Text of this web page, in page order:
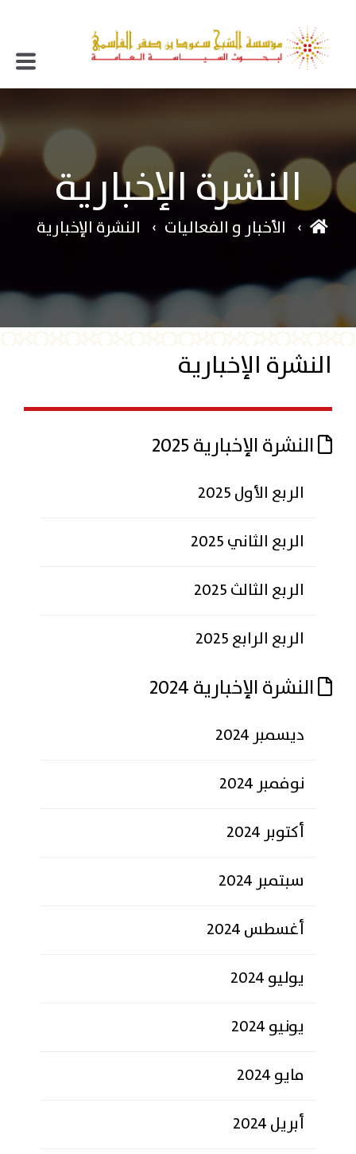
النشرة الإخبارية
الأخبار و الفعاليات النشرة الإخبارية
النشرة الإخبارية
النشرة الإخبارية 2025
الربع الأول 2025
الربع الثاني 2025
الربع الثالث 2025
الربع الرابع 2025
النشرة الإخبارية 2024
ديسمبر 2024
نوفمبر 2024
أكتوبر 2024
سبتمبر 2024
أغسطس 2024
يوليو 2024
يونيو 2024
مايو 2024
أبريل 2024